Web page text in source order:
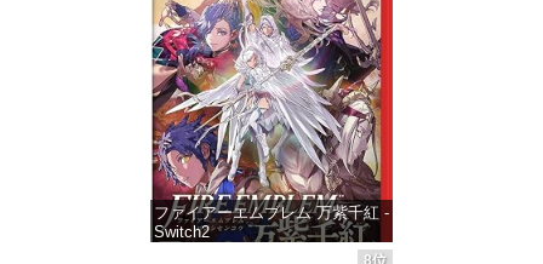
ファイアーエムブレム 万紫千紅 -
Switch2
8位